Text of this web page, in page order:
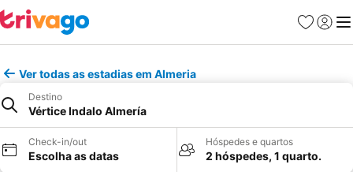
Favoritos
Iniciar
Ver todas as estadias em Almeria
Destino
Vértice Indalo Almería
Check-in/out
Escolha as datas
Hóspedes e quartos
2 hóspedes, 1 quarto.